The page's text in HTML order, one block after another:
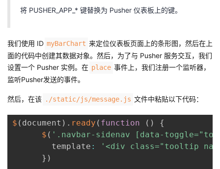
将 PUSHER_APP_* 键替换为 Pusher 仪表板上的键。
我们使用 ID myBarChart 来定位仪表板页面上的条形图，然后在上
面的代码中创建其数据对象。然后，为了与 Pusher 服务交互，我们
设置一个 Pusher 实例。在 place 事件上，我们注册一个监听器，
监听Pusher发送的事件。
然后，在该 ./static/js/message.js 文件中粘贴以下代码：
$ ( document ) . ready ( function ( )
{
$ ( '.navbar-sidenav [data-
        template
:
'<div class="tooltip
} )